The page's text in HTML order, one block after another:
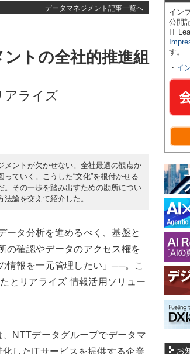
データマネジメント記事一覧へ
トの全社的推進組
アライズ
メントが欠かせない。全社最適の観点か
ていく。こうした“文化”を根付かせる
。その一歩を踏み出すための勘所につい
論を交えて紹介した。
タ分析を進めるべく、基盤と
の確認やデータのアクセス権を
情報を一元管理したい」──。こ
とリアライズ 情報活用ソリュー
NTTデータグループでデータマ
化したITサービスを提供する企業
イン
公開
IT
す。
・ イ
お